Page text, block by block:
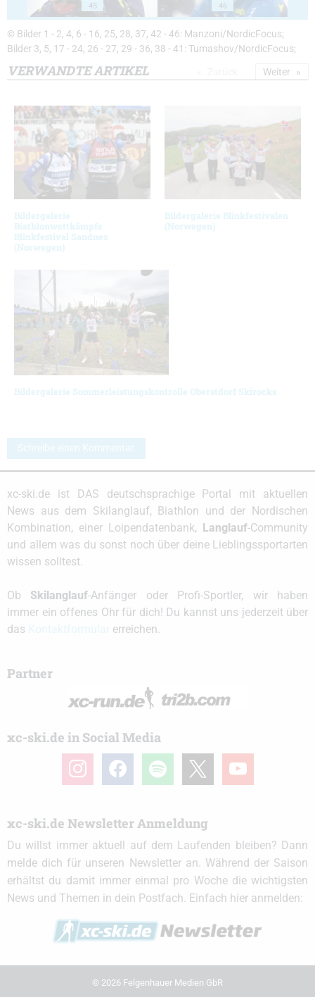
45 46
© Bilder 1 - 2, 4, 6 - 16, 25, 28, 37, 42 - 46: Manzoni/NordicFocus;
Bilder 3, 5, 17 - 24, 26 - 27, 29 - 36, 38 - 41: Tumashov/NordicFocus;
VERWANDTE ARTIKEL
Bildergalerie
Biathlonwettkämpfe
Blinkfestival Sandnes
(Norwegen)
Bildergalerie Blinkfestivalen
(Norwegen)
Bildergalerie Sommerleistungskontrolle Oberstdorf Skirocks
Weiter
Schreibe einen Kommentar
xc-ski.de ist DAS deutschsprachige Portal mit aktuellen
News aus dem Skilanglauf, Biathlon und der Nordischen
Kombination, einer Loipendatenbank, Langlauf-Community
und allem was du sonst noch über deine Lieblingssportarten
wissen solltest.
Ob Skilanglauf-Anfänger oder Profi-Sportler, wir haben
immer ein offenes Ohr für dich! Du kannst uns jederzeit über
das
erreichen.
Partner
xc-ski.de in Social Media
instagramfacebook spotify youtube
xc-ski.de Newsletter Anmeldung
Du willst immer aktuell auf dem Laufenden bleiben? Dann
melde dich für unseren Newsletter an. Während der Saison
erhältst du damit immer einmal pro Woche die wichtigsten
News und Themen in dein Postfach. Einfach hier anmelden:
© 2026 Felgenhauer Medien GbR